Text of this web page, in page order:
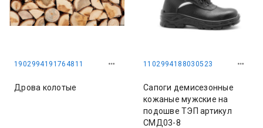
1902994191764811
Дрова колотые
1102994188030523
Сапоги демисезонные
кожаные мужские на
подошве ТЭП артикул
СМД03-8